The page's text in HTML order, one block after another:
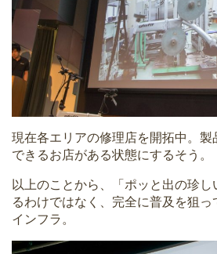
現在各エリアの修理店を開拓中。
できるお店がある状態にするそう。
以上のことから、「ポッと出の珍
るわけではなく、完全に普及を狙っ
インフラ。